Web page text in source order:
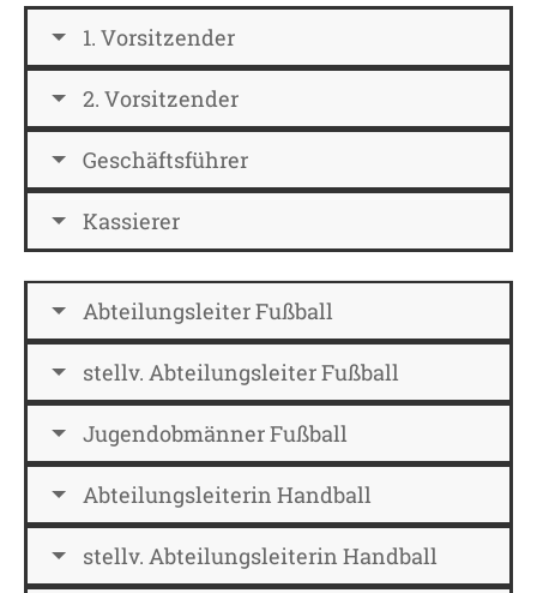
1. Vorsitzender
2. Vorsitzender
Geschäftsführer
Kassierer
Abteilungsleiter Fußball
stellv. Abteilungsleiter Fußball
Jugendobmänner Fußball
Abteilungsleiterin Handball
stellv. Abteilungsleiterin Handball